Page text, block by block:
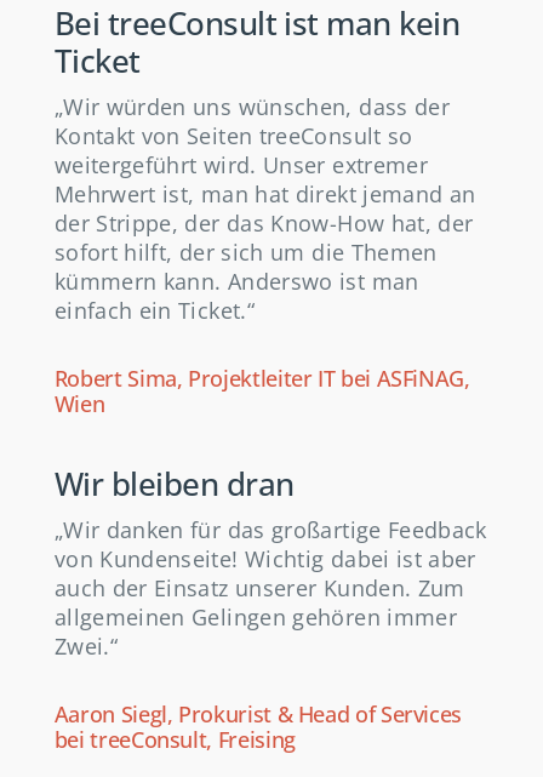
Bei treeConsult ist man kein
Ticket
„Wir würden uns wünschen, dass der
Kontakt von Seiten treeConsult so
weitergeführt wird. Unser extremer
Mehrwert ist, man hat direkt jemand an
der Strippe, der das Know-How hat, der
sofort hilft, der sich um die Themen
kümmern kann. Anderswo ist man
einfach ein Ticket.“
Robert Sima, Projektleiter IT bei ASFiNAG,
Wien
Wir bleiben dran
„Wir danken für das großartige Feedback
von Kundenseite! Wichtig dabei ist aber
auch der Einsatz unserer Kunden. Zum
allgemeinen Gelingen gehören immer
Zwei.“
Aaron Siegl, Prokurist & Head of Services
bei treeConsult, Freising